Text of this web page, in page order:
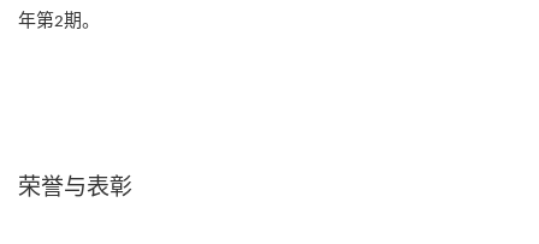
年第2期。
荣誉与表彰